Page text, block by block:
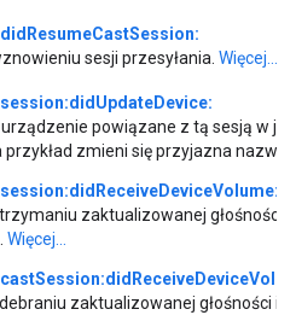
sesji przesyłania. Więcej...
urządzenie powiązane z tą sesją w
przykład zmieni się przyjazna
zaktualizowanej głośności i
Więcej...
zaktualizowanej głośności i